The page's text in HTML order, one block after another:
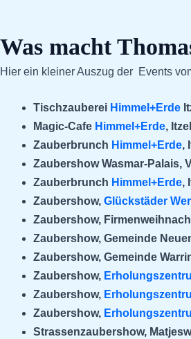
Was macht
Hier ein kleiner Auszug der Events
Tischzauberei Himmel+Erde
Magic-Cafe Himmel+Erde,
Zauberbrunch Himmel+Erde,
Zaubershow Wasmar-Palais,
Zauberbrunch Himmel+Erde,
Zaubershow, Glückstäder
Zaubershow,
Zaubershow, Gemeinde
Zaubershow, Gemeinde
Zaubershow,
Zaubershow,
Zaubershow,
Strassenzaubershow,